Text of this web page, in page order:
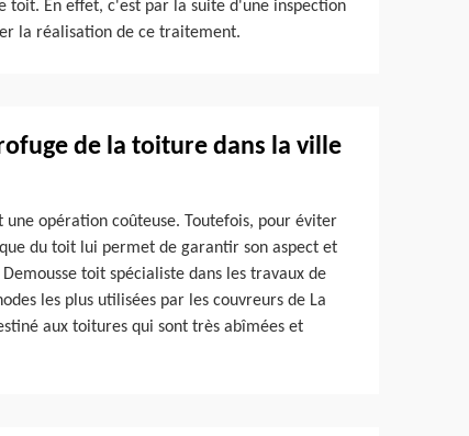
En effet, c'est par la suite d'une inspection
la réalisation de ce traitement.
de la toiture dans la ville
opération coûteuse. Toutefois, pour éviter
du toit lui permet de garantir son aspect et
toit spécialiste dans les travaux de
les plus utilisées par les couvreurs de La
aux toitures qui sont très abîmées et